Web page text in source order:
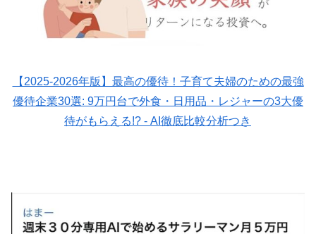
【2025-2026年版】最高の優待！子育て夫婦のための最強
優待企業30選: 9万円台で外食・日用品・レジャーの3大優
待がもらえる!? - AI徹底比較分析つき